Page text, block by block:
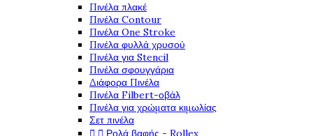
Πινέλα πλακέ
Πινέλα Contour
Πινέλα One Stroke
Πινέλα φυλλά χρυσού
Πινέλα για Stencil
Πινέλα σφουγγάρια
Διάφορα Πινέλα
Πινέλα Filbert-οβάλ
Πινέλα για χρώματα κιμωλίας
Σετ πινέλα
  Ρολά βαφής - Rollex